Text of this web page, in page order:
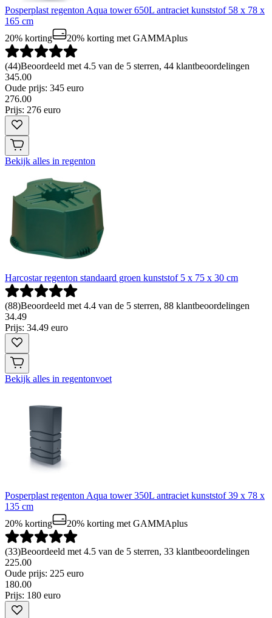
Posperplast regenton Aqua tower 650L antraciet kunststof 58 x 78 x
165 cm
20% korting
20% korting met GAMMAplus
(44)Beoordeeld met 4.5 van de 5 sterren, 44 klantbeoordelingen
345.00
Oude prijs: 345 euro
276.00
Prijs: 276 euro
Bekijk alles in regenton
Harcostar regenton standaard groen kunststof 5 x 75 x 30 cm
(88)Beoordeeld met 4.4 van de 5 sterren, 88 klantbeoordelingen
34.49
Prijs: 34.49 euro
Bekijk alles in regentonvoet
Posperplast regenton Aqua tower 350L antraciet kunststof 39 x 78 x
135 cm
20% korting
20% korting met GAMMAplus
(33)Beoordeeld met 4.5 van de 5 sterren, 33 klantbeoordelingen
225.00
Oude prijs: 225 euro
180.00
Prijs: 180 euro